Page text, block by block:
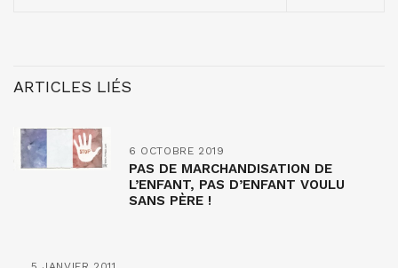
ARTICLES LIÉS
6 OCTOBRE 2019
PAS DE MARCHANDISATION DE
L’ENFANT, PAS D’ENFANT VOULU
SANS PÈRE !